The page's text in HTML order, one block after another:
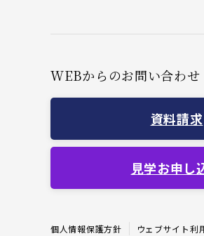
WEBからのお問い合わせ
資料請求
見学お申し
個人情報保護方針 ウェブサイト利